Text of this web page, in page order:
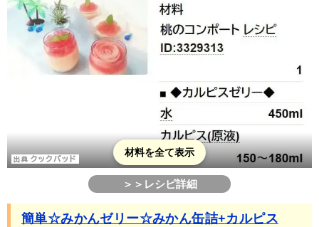
材料を全て表示
＞＞レシピ詳細
簡単☆みかんゼリー☆みかん缶詰+カルピス